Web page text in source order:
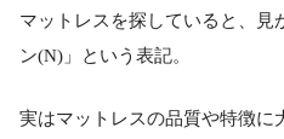
マットレスを探していると、見
ン(N)」という表記。
実はマットレスの品質や特徴に